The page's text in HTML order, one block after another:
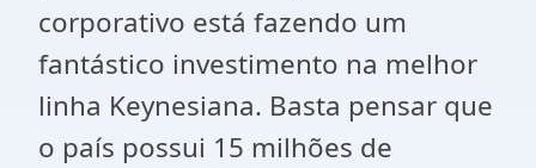
corporativo está fazendo um
fantástico investimento na melhor
linha Keynesiana. Basta pensar que
o país possui 15 milhões de